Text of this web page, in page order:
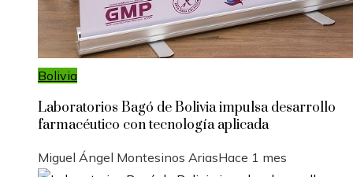
Bolivia
Laboratorios Bagó de Bolivia impulsa desarrollo
farmacéutico con tecnología aplicada
Miguel Ángel Montesinos AriasHace 1 mes